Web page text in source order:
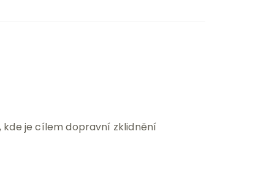
je cílem dopravní zklidnění